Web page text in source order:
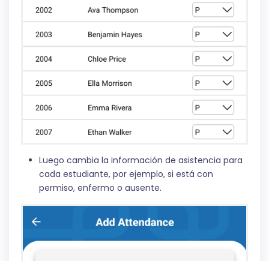
Luego cambia la información de asistencia para
cada estudiante, por ejemplo, si está con
permiso, enfermo o ausente.